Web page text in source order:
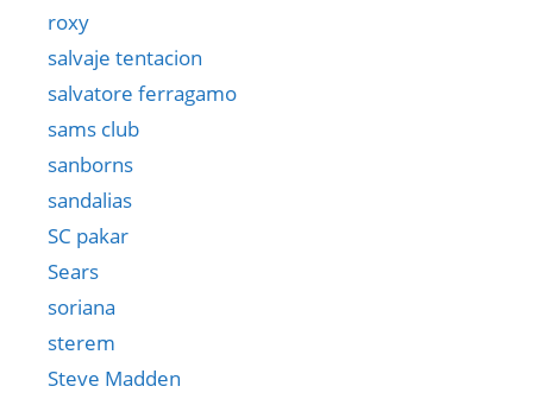
roxy
salvaje tentacion
salvatore ferragamo
sams club
sanborns
sandalias
SC pakar
Sears
soriana
sterem
Steve Madden